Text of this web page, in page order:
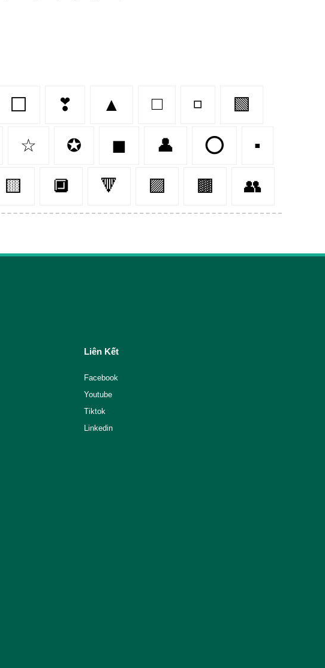
⬜ ❣ ▲ ◻️ ◽ 🟩
☆ ✪ ◼ 👤 ⭕ ▪
🟨 🔲 🔻 🟪 🟫 👥
Liên Kết
Facebook
Youtube
Tiktok
Linkedin